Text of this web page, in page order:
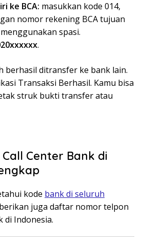
ke BCA: masukkan kode 014,
nomor rekening BCA tujuan
spasi.
.
berhasil ditransfer ke bank lain.
Transaksi Berhasil. Kamu bisa
struk bukti transfer atau
Center Bank di
kode bank di seluruh
juga daftar nomor telpon
di Indonesia.